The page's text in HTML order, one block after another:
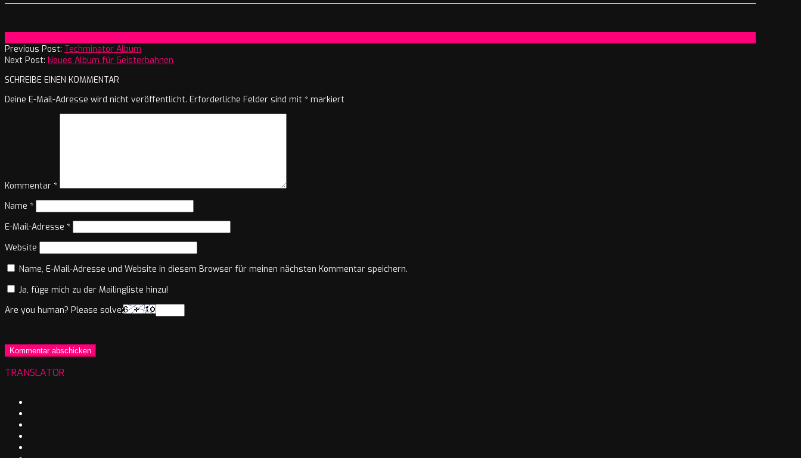
09-
28
Previous Post: Techminator Album
Next Post: Neues Album für Geisterbahnen
SCHREIBE EINEN KOMMENTAR
Deine E-Mail-Adresse wird nicht veröffentlicht. Erforderliche Felder sind mit * markiert
Kommentar *
Name *
E-Mail-Adresse *
Website
Name, E-Mail-Adresse und Website in diesem Browser für meinen nächsten Kommentar speichern.
Ja, füge mich zu der Mailingliste hinzu!
Are you human? Please solve:
TRANSLATOR